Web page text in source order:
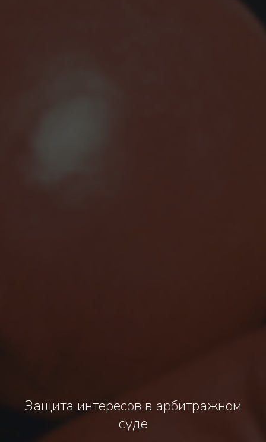
Защита интересов в арбитражном
суде